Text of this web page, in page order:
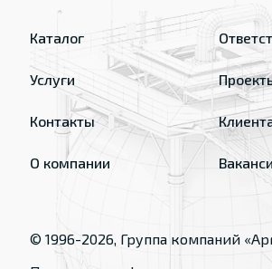
Каталог
Услуги
Контакты
О компании
© 1996-2026, Группа компаний